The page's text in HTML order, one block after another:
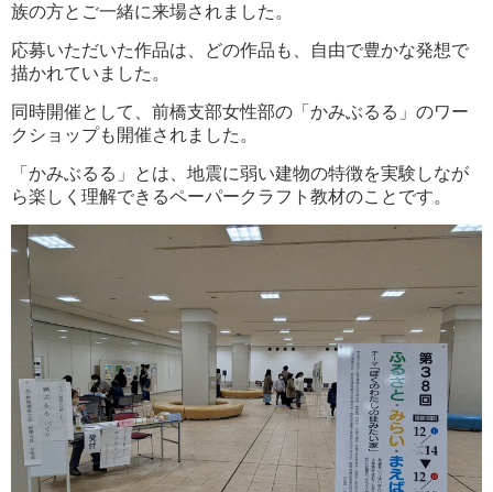
族の方とご一緒に来場されました。
応募いただいた作品は、どの作品も、自由で豊かな発想で
描かれていました。
同時開催として、 前橋支部女性部の「かみぶるる」のワー
クシ ョップも開催されました。
「かみぶるる」とは、地震に弱い建物の特徴を実験しなが
ら楽しく理解できるペーパークラフト教材のことです。